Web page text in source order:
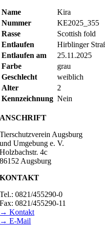
Name
Kira
Nummer
KE2025_355
Rasse
Scottish fold
Entlaufen
Hirblinger
Entlaufen am
25.11.2025
Farbe
grau
Geschlecht
weiblich
Alter
2
Kennzeichnung Nein
ANSCHRIFT
Tierschutzverein Augsburg
und Umgebung e. V.
Holzbachstr. 4c
86152 Augsburg
KONTAKT
Tel.: 0821/455290-0
Fax: 0821/455290-11
→ Kontakt
→ E-Mail